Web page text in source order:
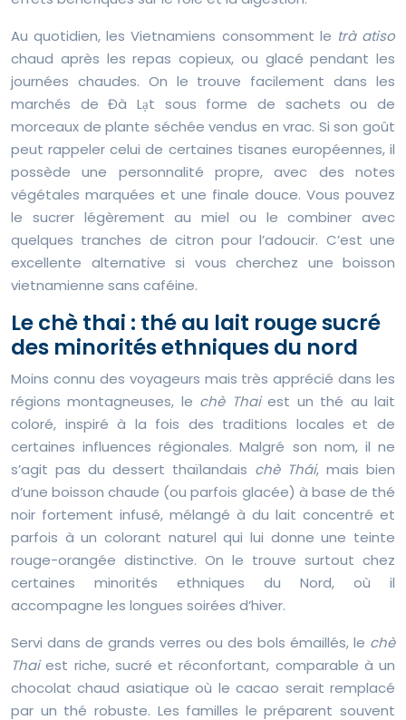
Au quotidien, les Vietnamiens consomment le trà atiso
chaud après les repas copieux, ou glacé pendant les
journées chaudes. On le trouve facilement dans les
marchés de Đà Lạt sous forme de sachets ou de
morceaux de plante séchée vendus en vrac. Si son goût
peut rappeler celui de certaines tisanes européennes, il
possède une personnalité propre, avec des notes
végétales marquées et une finale douce. Vous pouvez
le sucrer légèrement au miel ou le combiner avec
quelques tranches de citron pour l’adoucir. C’est une
excellente alternative si vous cherchez une boisson
vietnamienne sans caféine.
Le chè thai : thé au lait rouge sucré
des minorités ethniques du nord
Moins connu des voyageurs mais très apprécié dans les
régions montagneuses, le chè Thaiest un thé au lait
coloré, inspiré à la fois des traditions locales et de
certaines influences régionales. Malgré son nom, il ne
s’agit pas du dessert thaïlandais chè Thái, mais bien
d’une boisson chaude (ou parfois glacée) à base de thé
noir fortement infusé, mélangé à du lait concentré et
parfois à un colorant naturel qui lui donne une teinte
rouge-orangée distinctive. On le trouve surtout chez
certaines minorités ethniques du Nord, où il
accompagne les longues soirées d’hiver.
Servi dans de grands verres ou des bols émaillés, le chè
Thaiest riche, sucré et réconfortant, comparable à un
chocolat chaud asiatique où le cacao serait remplacé
par un thé robuste. Les familles le préparent souvent